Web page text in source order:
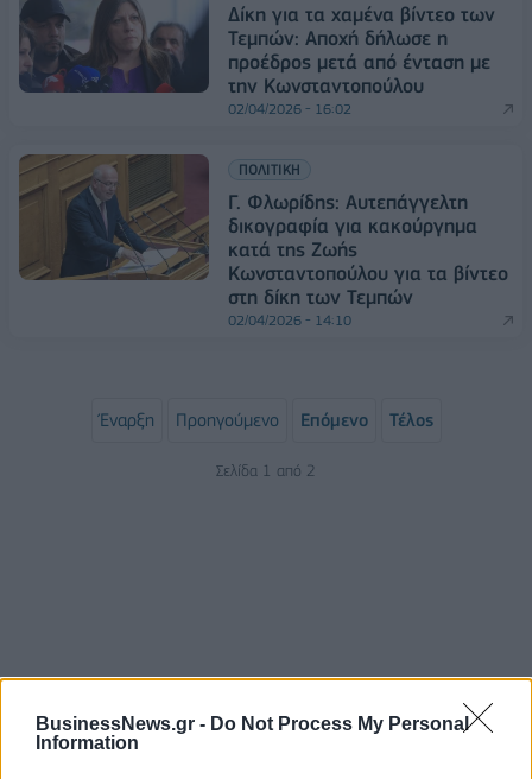
BusinessNews.gr - Do Not Process My Personal
Information
Δίκη για τα χαμένα βίντεο των
Τεμπών: Αποχή δήλωσε η
προέδρος μετά από ένταση με
την Κωνσταντοπούλου
02/04/2026 - 16:02
ΠΟΛΙΤΙΚΗ
Γ. Φλωρίδης: Αυτεπάγγελτη
δικογραφία για κακούργημα
κατά της Ζωής
Κωνσταντοπούλου για τα βίντεο
στη δίκη των Τεμπών
02/04/2026 - 14:10
Έναρξη Προηγούμενο Επόμενο Τέλος
Σελίδα 1 από 2
ΡΟΗ ΕΙΔΗΣΕΩΝ